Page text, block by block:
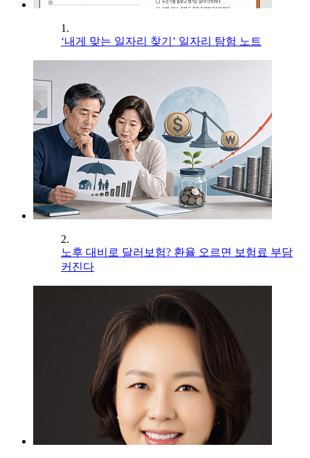
1.
‘내게 맞는 일자리 찾기’ 일자리 탐험 노트
2.
노후 대비로 달러보험? 환율 오르면 보험료 부담
커진다